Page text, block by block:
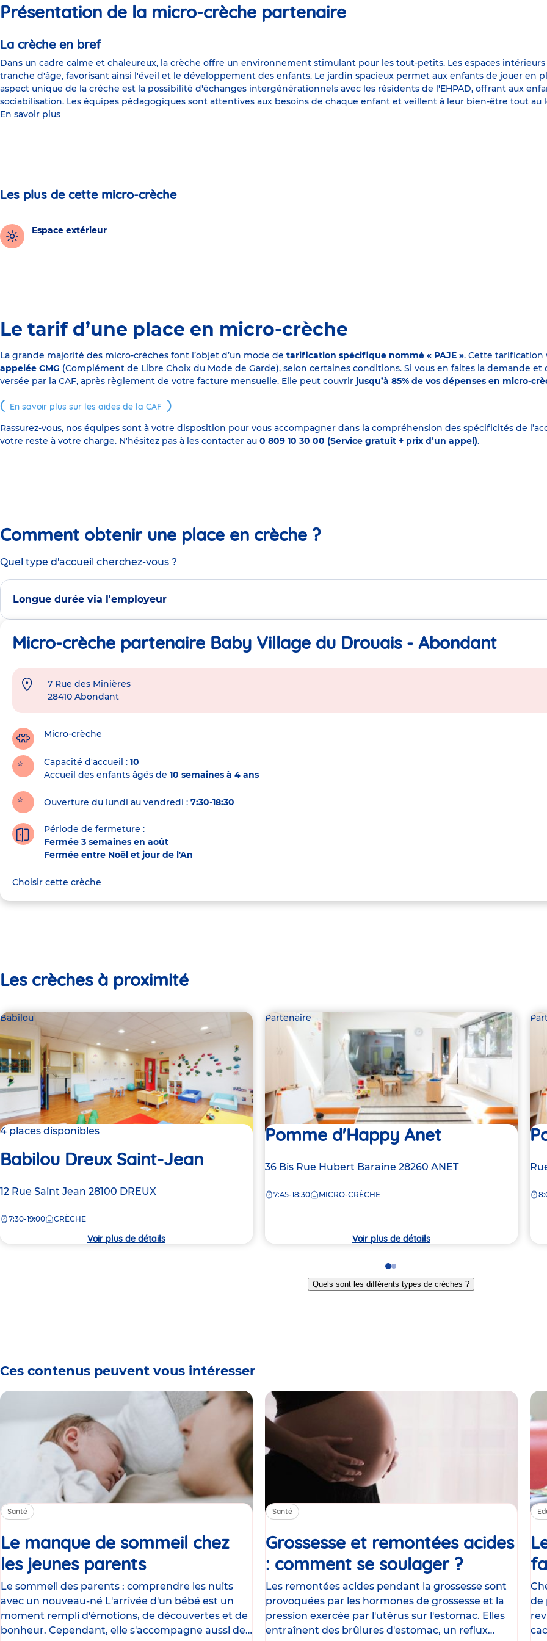
Présentation de la micro-crèche partenaire
La crèche en bref
Dans un cadre calme et chaleureux, la crèche offre un environnement stimulant pour les tout-petits. Les espaces
tranche d'âge, favorisant ainsi l'éveil et le développement des enfants. Le jardin spacieux permet aux enfants de jouer en
aspect unique de la crèche est la possibilité d'échanges intergénérationnels avec les résidents de l'EHPAD, offrant aux
sociabilisation. Les équipes pédagogiques sont attentives aux besoins de chaque enfant et veillent à leur bien-être tout au
En savoir plus
Les plus de cette micro-crèche
Espace extérieur
Le tarif d’une place en micro-crèche
La grande majorité des micro-crèches font l’objet d’un mode de tarification spécifique nommé « PAJE ». Cette tarification
appelée CMG (Complément de Libre Choix du Mode de Garde), selon certaines conditions. Si vous en faites la demande
versée par la CAF, après règlement de votre facture mensuelle. Elle peut couvrir jusqu’à 85% de vos dépenses en micro-
En savoir plus sur les aides de la CAF
Rassurez-vous, nos équipes sont à votre disposition pour vous accompagner dans la compréhension des spécificités de
votre reste à votre charge. N'hésitez pas à les contacter au 0 809 10 30 00 (Service gratuit + prix d’un appel).
Comment obtenir une place en crèche ?
Quel type d'accueil cherchez-vous ?
Longue durée via l'employeur
Micro-crèche partenaire Baby Village du Drouais - Abondant
Adresse
crèche
7 Rue des Minières
28410 Abondant
Micro-crèche
Capacité d'accueil
10
Accueil des enfants âgés de 10 semaines à 4 ans
Ouverture du lundi au vendredi : 7:30-18:30
Période de fermeture :
Fermée 3 semaines en août
Fermée entre Noël et jour de l'An
Choisir cette crèche
Les crèches à proximité
Babilou
4 places disponibles
Babilou Dreux Saint-Jean
Adresse
la
12 Rue Saint Jean 28100 DREUX
7:30-19:00 CRÈCHE
Voir plus de détails
Partenaire
Pomme d'Happy Anet
Adresse
la
36 Bis Rue Hubert Baraine 28260 ANET
7:45-18:30 MICRO-CRÈCHE
Voir plus de détails
la
Go
to
slide
Go
to
slide
Quels sont les différents types de crèches ?
Ces contenus peuvent vous intéresser
Santé
Le manque de sommeil chez
les jeunes parentsArticle
Le sommeil des parents : comprendre les nuits
avec un nouveau-né L'arrivée d'un bébé est un
moment rempli d'émotions, de découvertes et de
bonheur. Cependant, elle s'accompagne aussi de
Santé
Grossesse et remontées acides
: comment se soulager ?Article
Les remontées acides pendant la grossesse sont
provoquées par les hormones de grossesse et la
pression exercée par l'utérus sur l'estomac. Elles
entraînent des brûlures d'estomac, un reflux
de